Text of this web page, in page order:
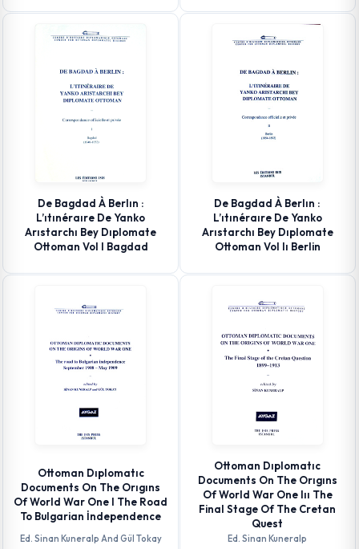
De Bagdad À Berlın :
L’ıtınéraıre De Yanko
Arıstarchı Bey Dıplomate
Ottoman Vol I Bagdad
De Bagdad À Berlın :
L’ıtınéraıre De Yanko
Arıstarchı Bey Dıplomate
Ottoman Vol Iı Berlin
Ottoman Dıplomatıc
Documents On The Orıgıns
Of World War One I The Road
To Bulgarian İndependence
Ed. Sinan Kuneralp And Gül Tokay
Ottoman Dıplomatıc
Documents On The Orıgıns
Of World War One Iıı The
Final Stage Of The Cretan
Quest
Ed. Sinan Kuneralp